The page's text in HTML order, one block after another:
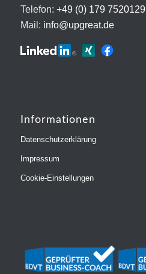
Telefon: +49 (0) 179 7520129
Mail: info@upgreat.de
Informationen
Datenschutzerklärung
Impressum
Cookie-Einstellungen